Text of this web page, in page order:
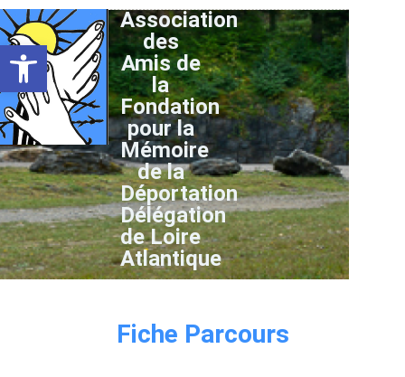
Ouvrir la barre d’outils
Association
des
Amis de
la
Fondation
pour la
Mémoire
de la
Déportation
Délégation
de Loire
Atlantique
Fiche Parcours